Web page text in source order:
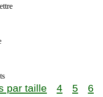
par taille 4 5
6